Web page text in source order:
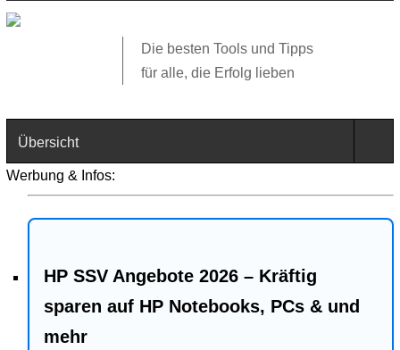
Die besten Tools und Tipps
für alle, die Erfolg lieben
Übersicht
Web
Business
Werbung & Infos:
HP SSV Angebote 2026 – Kräftig
sparen auf HP Notebooks, PCs & und
mehr